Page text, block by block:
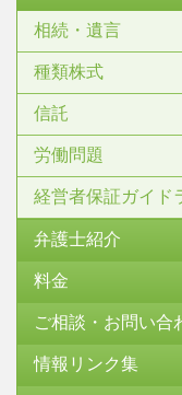
相続・遺言
種類株式
信託
労働問題
経営者保証ガイド
弁護士紹介
料金
ご相談・お問い合
情報リンク集